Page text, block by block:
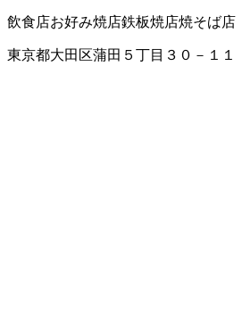
飲食店お好み焼店鉄板焼店焼そば店
東京都大田区蒲田５丁目３０－１１